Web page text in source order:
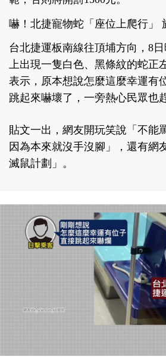
嚇！北捷寵物蛇「座位上爬行」
台北捷運板南線往頂埔方向，8
上出現一隻白色、黑條紋的蛇正
表示，原本想說怎麼這麼幸運有
跳起來嚇壞了，一旁熱心民眾也
貼文一出，網友開玩笑說「不能
因為本來就沒手沒腳」，還有網
滅鼠計劃」。